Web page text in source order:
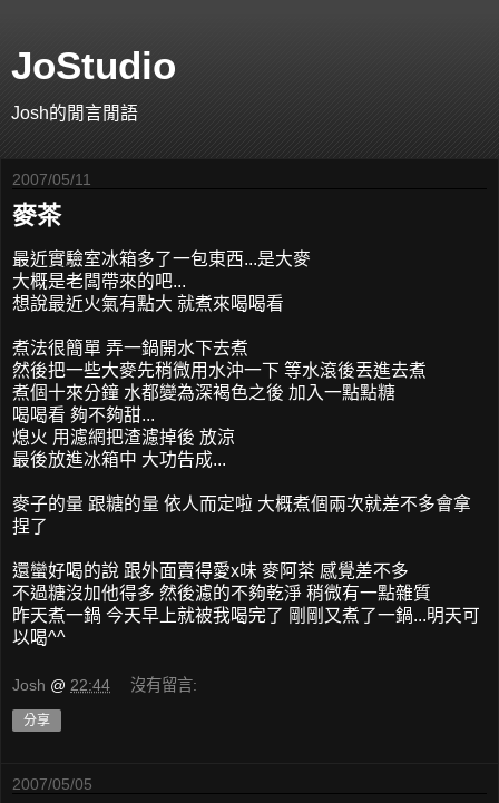
JoStudio
Josh的閒言閒語
2007/05/11
麥茶
最近實驗室冰箱多了一包東西...是大麥
大概是老闆帶來的吧...
想說最近火氣有點大 就煮來喝喝看
煮法很簡單 弄一鍋開水下去煮
然後把一些大麥先稍微用水沖一下 等水滾後丟進去煮
煮個十來分鐘 水都變為深褐色之後 加入一點點糖
喝喝看 夠不夠甜...
熄火 用濾網把渣濾掉後 放涼
最後放進冰箱中 大功告成...
麥子的量 跟糖的量 依人而定啦 大概煮個兩次就差不多會拿
捏了
還蠻好喝的說 跟外面賣得愛x味 麥阿茶 感覺差不多
不過糖沒加他得多 然後濾的不夠乾淨 稍微有一點雜質
昨天煮一鍋 今天早上就被我喝完了 剛剛又煮了一鍋...明天可
以喝^^
Josh @ 22:44 沒有留言:
分享
2007/05/05